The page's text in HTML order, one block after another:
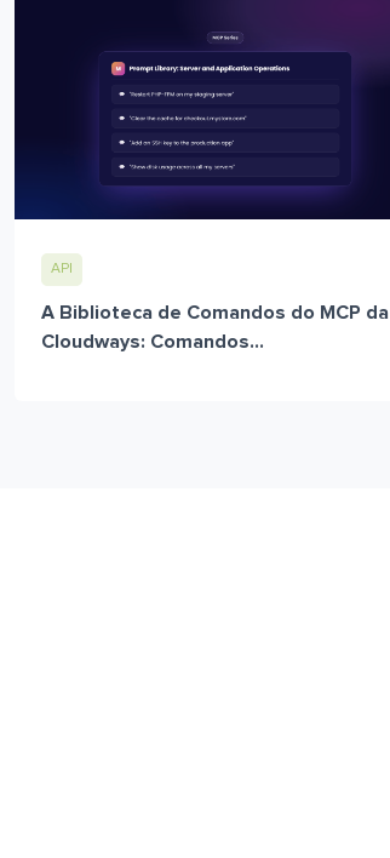
API
A Biblioteca de Comandos do MCP da
Cloudways: Comandos...